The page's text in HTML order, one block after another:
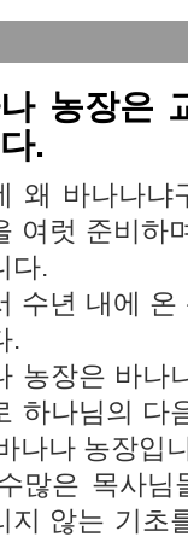
농장은
.
왜 바나나냐
여럿 준비하
다.
수년 내에
.
농장은 바나
하나님의 다
나나 농장입
많은 목사
지 않는 기초